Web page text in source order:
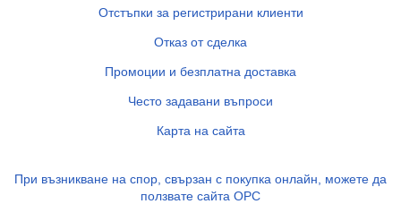
Отстъпки за регистрирани клиенти
Отказ от сделка
Промоции и безплатна доставка
Често задавани въпроси
Карта на сайта
При възникване на спор, свързан с покупка онлайн, можете да
ползвате сайта ОРС